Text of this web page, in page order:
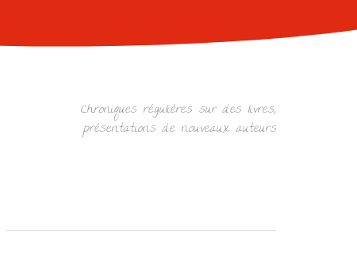
Chroniques régulières sur des livres,
présentations de nouveaux auteurs